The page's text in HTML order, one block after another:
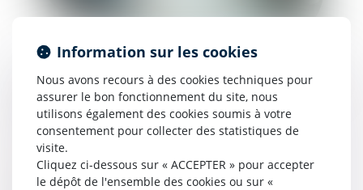
Quel est le droit à indemnité d'un délégataire en
cas de résiliation pour faute injustifiée ?
19/05/2026
Lire la suite
Information sur les cookies
Nous avons recours à des cookies techniques pour
assurer le bon fonctionnement du site, nous
utilisons également des cookies soumis à votre
consentement pour collecter des statistiques de
visite.
Cliquez ci-dessous sur « ACCEPTER » pour accepter
le dépôt de l'ensemble des cookies ou sur «